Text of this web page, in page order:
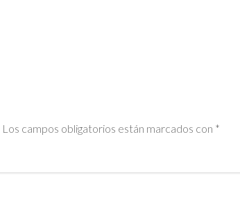
Los campos obligatorios están marcados con *